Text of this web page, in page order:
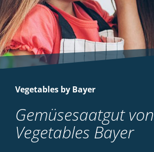
Vegetables by Bayer
Gemüsesaatgut von
Vegetables Bayer